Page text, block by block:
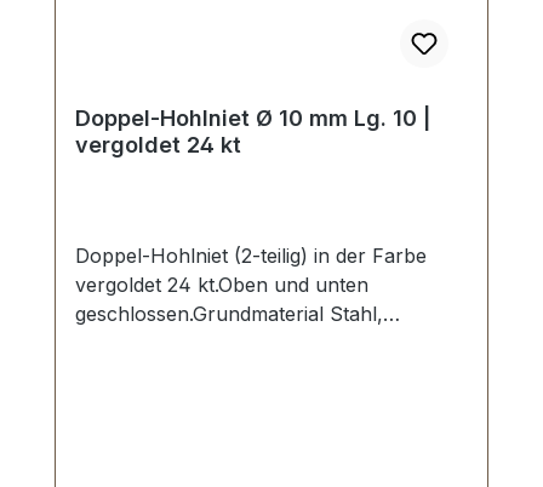
Doppel-Hohlniet Ø 10 mm Lg. 10 |
vergoldet 24 kt
Doppel-Hohlniet (2-teilig) in der Farbe
vergoldet 24 kt.Oben und unten
geschlossen.Grundmaterial Stahl,